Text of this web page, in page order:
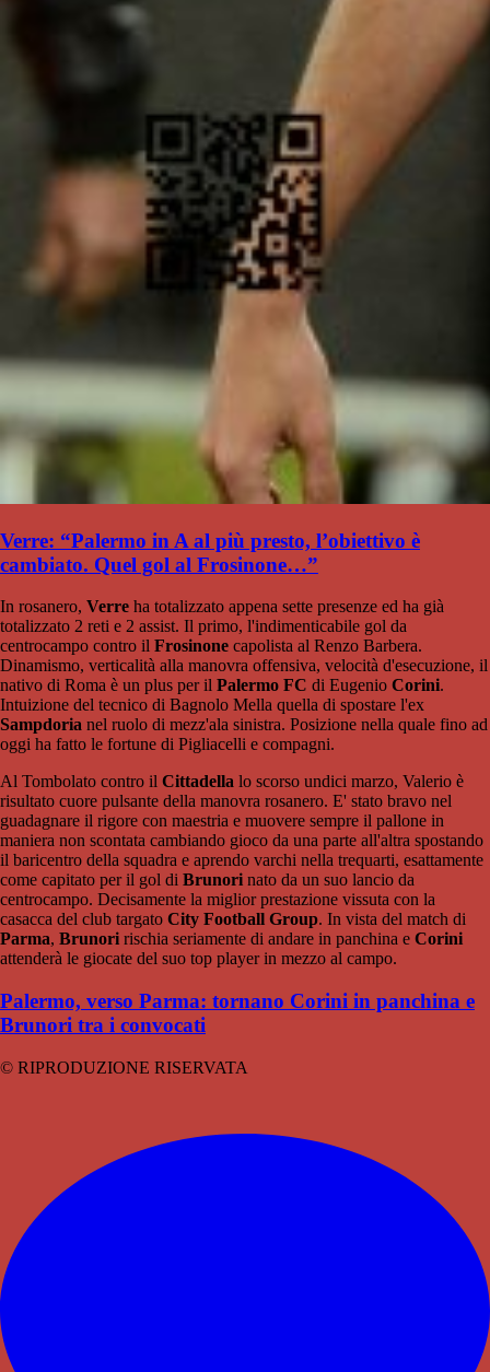
Verre: “Palermo in A al più presto, l’obiettivo è
cambiato. Quel gol al Frosinone…”
In rosanero, Verre ha totalizzato appena sette presenze ed ha già
totalizzato 2 reti e 2 assist. Il primo, l'indimenticabile gol da
centrocampo contro il Frosinone capolista al Renzo Barbera.
Dinamismo, verticalità alla manovra offensiva, velocità d'esecuzione, il
nativo di Roma è un plus per il Palermo FC di Eugenio Corini.
Intuizione del tecnico di Bagnolo Mella quella di spostare l'ex
Sampdoria nel ruolo di mezz'ala sinistra. Posizione nella quale fino ad
oggi ha fatto le fortune di Pigliacelli e compagni.
Al Tombolato contro il Cittadella lo scorso undici marzo, Valerio è
risultato cuore pulsante della manovra rosanero. E' stato bravo nel
guadagnare il rigore con maestria e muovere sempre il pallone in
maniera non scontata cambiando gioco da una parte all'altra spostando
il baricentro della squadra e aprendo varchi nella trequarti, esattamente
come capitato per il gol di Brunori nato da un suo lancio da
centrocampo. Decisamente la miglior prestazione vissuta con la
casacca del club targato City Football Group. In vista del match di
Parma, Brunori rischia seriamente di andare in panchina e Corini
attenderà le giocate del suo top player in mezzo al campo.
Palermo, verso Parma: tornano Corini in panchina e
Brunori tra i convocati
© RIPRODUZIONE RISERVATA